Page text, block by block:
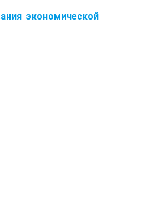
экономической